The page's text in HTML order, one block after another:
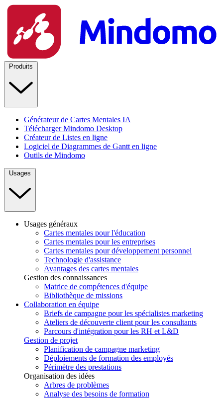
Produits
Générateur de Cartes Mentales IA
Télécharger Mindomo Desktop
Créateur de Listes en ligne
Logiciel de Diagrammes de Gantt en ligne
Outils de Mindomo
Usages
Usages généraux
Cartes mentales pour l'éducation
Cartes mentales pour les entreprises
Cartes mentales pour développement personnel
Technologie d'assistance
Avantages des cartes mentales
Gestion des connaissances
Matrice de compétences d'équipe
Bibliothèque de missions
Collaboration en équipe
Briefs de campagne pour les spécialistes marketing
Ateliers de découverte client pour les consultants
Parcours d'intégration pour les RH et L&D
Gestion de projet
Planification de campagne marketing
Déploiements de formation des employés
Périmètre des prestations
Organisation des idées
Arbres de problèmes
Analyse des besoins de formation